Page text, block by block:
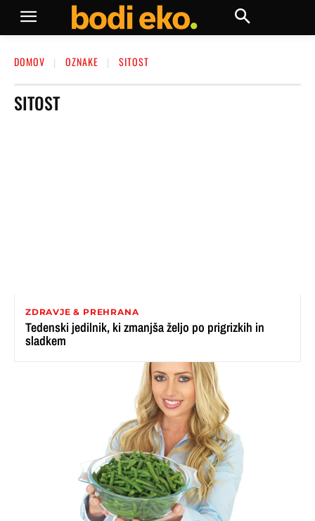
DOMOV OZNAKE SITOST
SITOST
ZDRAVJE & PREHRANA
Tedenski jedilnik, ki zmanjša željo po prigrizkih in
sladkem